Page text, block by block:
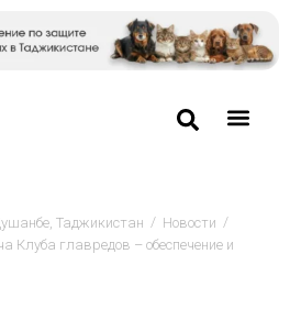
Таджикистан / Новости /
Клуба главредов – обеспечение и